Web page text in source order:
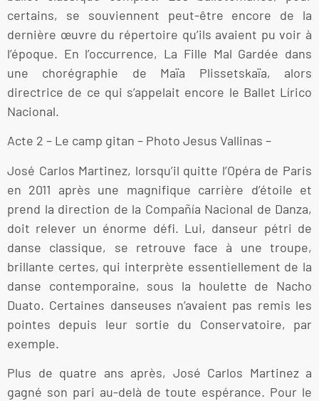
certains, se souviennent peut-être encore de la
dernière œuvre du répertoire qu’ils avaient pu voir à
l’époque. En l’occurrence, La Fille Mal Gardée dans
une chorégraphie de Maïa Plissetskaïa, alors
directrice de ce qui s’appelait encore le Ballet Lírico
Nacional.
Acte 2 – Le camp gitan – Photo Jesus Vallinas –
José Carlos Martinez, lorsqu’il quitte l’Opéra de Paris
en 2011 après une magnifique carrière d’étoile et
prend la direction de la Compañía Nacional de Danza,
doit relever un énorme défi. Lui, danseur pétri de
danse classique, se retrouve face à une troupe,
brillante certes, qui interprète essentiellement de la
danse contemporaine, sous la houlette de Nacho
Duato. Certaines danseuses n’avaient pas remis les
pointes depuis leur sortie du Conservatoire, par
exemple.
Plus de quatre ans après, José Carlos Martinez a
gagné son pari au-delà de toute espérance. Pour le